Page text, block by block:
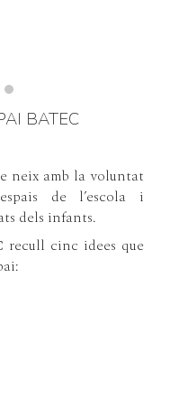
BATEC
neix amb la voluntat
de l’escola i
dels infants.
recull cinc idees que